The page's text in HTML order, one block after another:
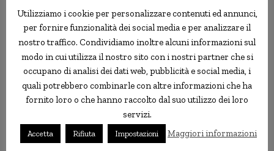
Mondo
Santander Consumer: 5.00%
promotional rate
Mondo
Utilizziamo i cookie per personalizzare contenuti ed annunci,
per fornire funzionalità dei social media e per analizzare il
nostro traffico. Condividiamo inoltre alcuni informazioni sul
modo in cui utilizza il nostro sito con i nostri partner che si
occupano di analisi dei dati web, pubblicità e social media, i
quali potrebbero combinarle con altre informazioni che ha
fornito loro o che hanno raccolto dal suo utilizzo dei loro
servizi.
Accetta Rifiuta Impostazioni Maggiori informazioni